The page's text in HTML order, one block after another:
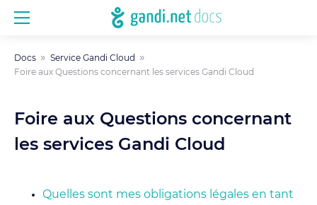
Docs
Service Gandi Cloud
Foire aux Questions concernant les services Gandi Cloud
Foire aux Questions concernant
les services Gandi Cloud
Quelles sont mes obligations légales en tant